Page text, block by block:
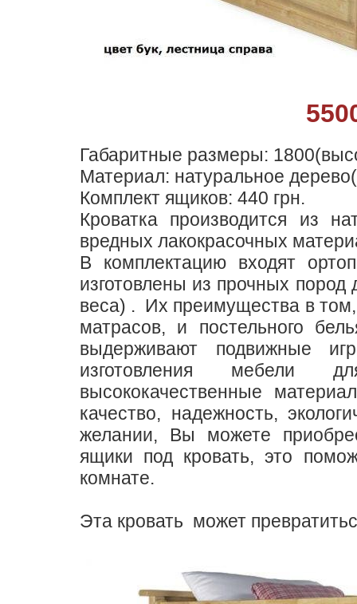
Габаритные размеры:
Материал: натуральное
Комплект ящиков: 440 грн.
Кроватка производится из
вредных лакокрасочных
В комплектацию входят
изготовлены из прочных
веса) . Их преимущества в том,
матрасов, и постельного
выдерживают подвижные
изготовления мебели
высококачественные
качество, надежность,
желании, Вы можете
ящики под кровать, это
комнате.
Эта кровать может